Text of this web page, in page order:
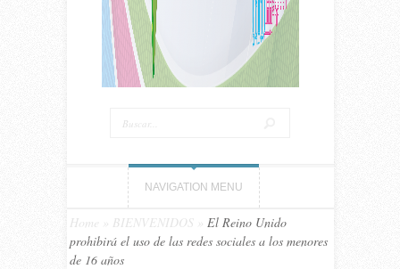
NAVIGATION MENU
Home BIENVENIDOS
El Reino Unido
prohibirá el uso de las redes sociales a los menores
de 16 años